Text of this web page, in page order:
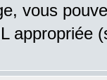
vous
appropriée